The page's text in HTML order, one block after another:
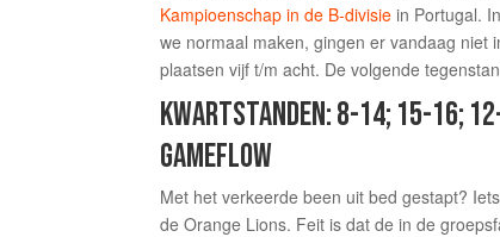
Kampioenschap in de B-divisie in Portugal.
we normaal maken, gingen er vandaag niet
plaatsen vijf t/m acht. De volgende
KWARTSTANDEN: 8-14; 15-16;
GAMEFLOW
Met het verkeerde been uit bed gestapt?
de Orange Lions. Feit is dat de in de